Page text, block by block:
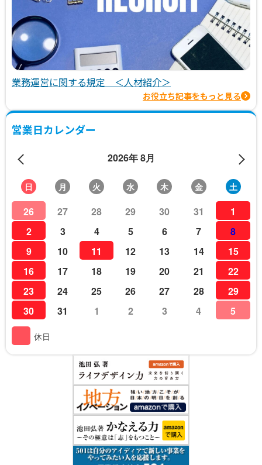
業務運営に関する規定 ＜人材紹介＞
お役立ち記事をもっと見る
営業日カレンダー
2026年 8月
日 月 火 水 木 金 土
26 27 28 29 30 31
1
2
3 4 5 6 7
8
9
10 11 12 13 14
15
16
17 18 19 20 21
22
23
24 25 26 27 28
29
30
31 1 2 3 4 5
休日